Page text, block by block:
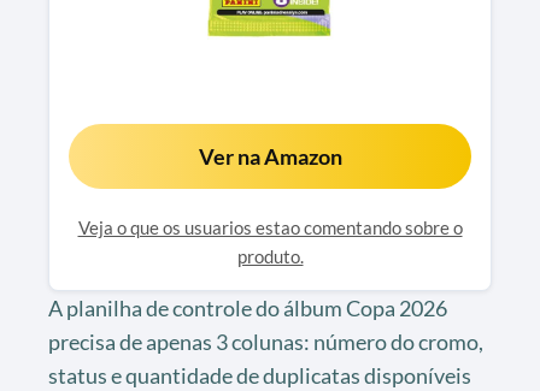
Ver na Amazon
Veja o que os usuarios estao comentando sobre o
produto.
A planilha de controle do álbum Copa 2026
precisa de apenas 3 colunas: número do cromo,
status e quantidade de duplicatas disponíveis